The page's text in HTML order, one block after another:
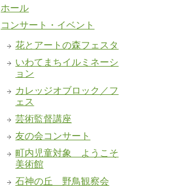
ホール
コンサート・イベント
花とアートの森フェスタ
いわてまちイルミネーシ
ョン
カレッジオブロック／フ
ェス
芸術監督講座
友の会コンサート
町内児童対象 ようこそ
美術館
石神の丘 野鳥観察会